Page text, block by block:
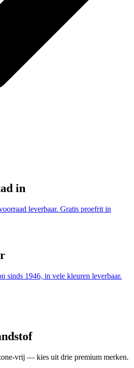
in
leverbaar. Gratis proefrit in
sinds 1946, in vele kleuren leverbaar.
vrij — kies uit drie premium merken.